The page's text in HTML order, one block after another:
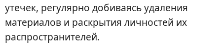
утечек, регулярно добиваясь удаления
материалов и раскрытия личностей их
распространителей.